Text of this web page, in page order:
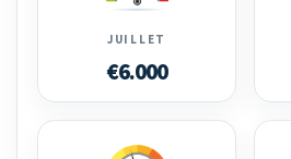
JUILLET
€6.000